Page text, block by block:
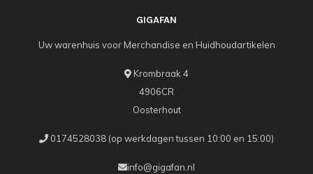
GIGAFAN
Uw warenhuis voor Merchandise en Huidhoudartikelen
Krombraak 4
4906CR
Oosterhout
0174528038 (op werkdagen tussen 10:00 en 15:00)
info@gigafan.nl